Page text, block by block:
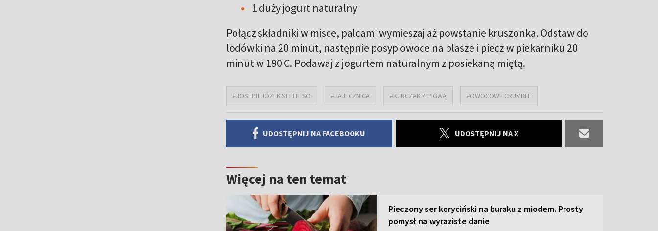
1 duży jogurt naturalny
Połącz składniki w misce, palcami wymieszaj aż powstanie kruszonka. Odstaw do
lodówki na 20 minut, następnie posyp owoce na blasze i piecz w piekarniku 20
minut w 190 C. Podawaj z jogurtem naturalnym z posiekaną miętą.
#JOSEPH JÓZEK SEELETSO #JAJECZNICA #KURCZAK Z PIGWĄ #OWOCOWE CRUMBLE
UDOSTĘPNIJ NA FACEBOOKU UDOSTĘPNIJ NA X
Więcej na ten temat
Pieczony ser koryciński na buraku z miodem. Prosty
pomysł na wyraziste danie